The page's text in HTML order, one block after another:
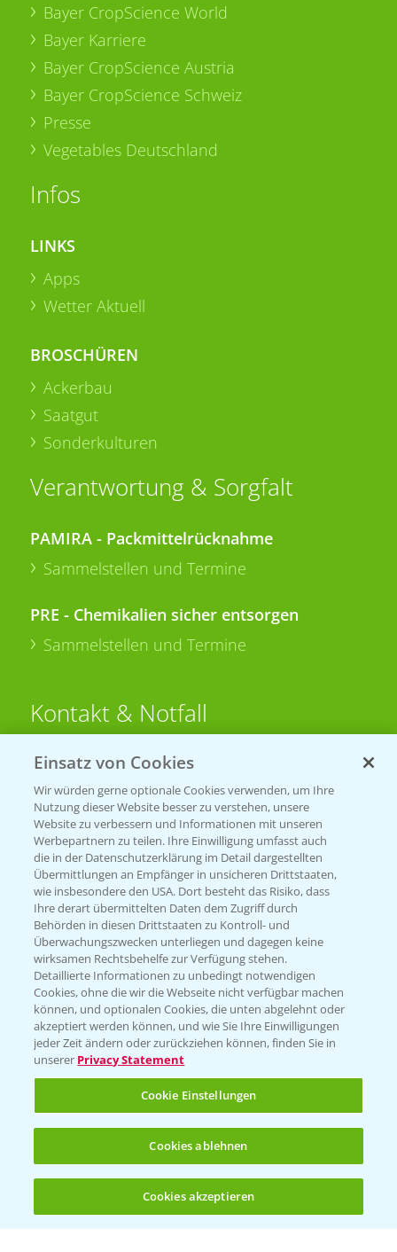
(noch 4)
Bayer CropScience World
Bayer Karriere
Bayer CropScience Austria
Bayer CropScience Schweiz
Presse
Vegetables Deutschland
Infos
LINKS
Apps
Wetter Aktuell
BROSCHÜREN
Ackerbau
Saatgut
Sonderkulturen
Verantwortung & Sorgfalt
PAMIRA - Packmittelrücknahme
Sammelstellen und Termine
PRE - Chemikalien sicher entsorgen
Sammelstellen und Termine
Kontakt & Notfall
Beratung auf WhatsApp
T.+49 (0)174 346 564 1
KONTAKT
Hilfe in Notfällen
T.+49 (0)214/30-20220
Folgen Sie uns
Allgemeine Nutzungsbedingungen
Datenschutzerklärung
Einsatz von Cookies
Wir würden gerne optionale Cookies verwenden, um Ihre
Nutzung dieser Website besser zu verstehen, unsere
Website zu verbessern und Informationen mit unseren
Werbepartnern zu teilen. Ihre Einwilligung umfasst auch
die in der Datenschutzerklärung im Detail dargestellten
Übermittlungen an Empfänger in unsicheren Drittstaaten,
wie insbesondere den USA. Dort besteht das Risiko, dass
Ihre derart übermittelten Daten dem Zugriff durch
Behörden in diesen Drittstaaten zu Kontroll- und
Überwachungszwecken unterliegen und dagegen keine
wirksamen Rechtsbehelfe zur Verfügung stehen.
Detaillierte Informationen zu unbedingt notwendigen
Cookies, ohne die wir die Webseite nicht verfügbar machen
können, und optionalen Cookies, die unten abgelehnt oder
akzeptiert werden können, und wie Sie Ihre Einwilligungen
jeder Zeit ändern oder zurückziehen können, finden Sie in
unserer Privacy Statement
Cookie Einstellungen
Cookies ablehnen
Cookies akzeptieren